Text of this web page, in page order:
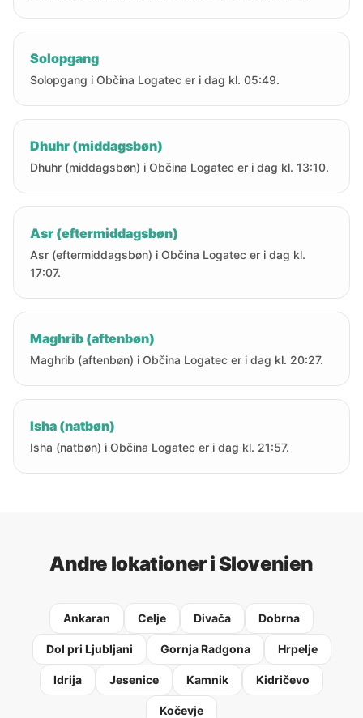
Solopgang
Solopgang i Občina Logatec er i dag kl. 05:49.
Dhuhr (middagsbøn)
Dhuhr (middagsbøn) i Občina Logatec er i dag kl. 13:10.
Asr (eftermiddagsbøn)
Asr (eftermiddagsbøn) i Občina Logatec er i dag kl.
17:07.
Maghrib (aftenbøn)
Maghrib (aftenbøn) i Občina Logatec er i dag kl. 20:27.
Isha (natbøn)
Isha (natbøn) i Občina Logatec er i dag kl. 21:57.
Andre lokationer i Slovenien
Ankaran Celje Divača Dobrna
Dol pri Ljubljani Gornja Radgona Hrpelje
Idrija Jesenice Kamnik Kidričevo
Kočevje